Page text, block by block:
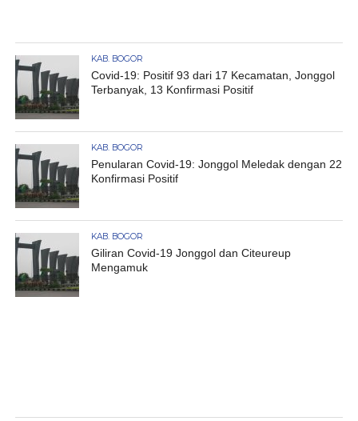
KAB. BOGOR
Covid-19: Positif 93 dari 17 Kecamatan, Jonggol
Terbanyak, 13 Konfirmasi Positif
KAB. BOGOR
Penularan Covid-19: Jonggol Meledak dengan 22
Konfirmasi Positif
KAB. BOGOR
Giliran Covid-19 Jonggol dan Citeureup
Mengamuk